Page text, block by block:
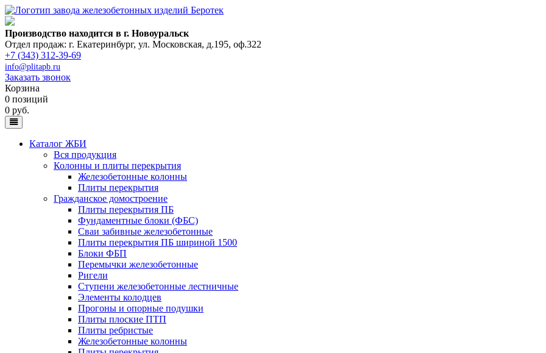
Производство находится в г. Новоуральск
Отдел продаж: г. Екатеринбург, ул. Московская, д.195, оф.322
+7 (343) 312-39-69
info@plitapb.ru
Заказать звонок
Корзина
0 позиций
0 руб.
Каталог ЖБИ
Вся продукция
Колонны и плиты перекрытия
Железобетонные колонны
Плиты перекрытия
Гражданское домостроение
Плиты перекрытия ПБ
Фундаментные блоки (ФБС)
Сваи забивные железобетонные
Плиты перекрытия ПБ шириной 1500
Блоки ФБП
Перемычки железобетонные
Ригели
Ступени железобетонные лестничные
Элементы колодцев
Прогоны и опорные подушки
Плиты плоские ПТП
Плиты ребристые
Железобетонные колонны